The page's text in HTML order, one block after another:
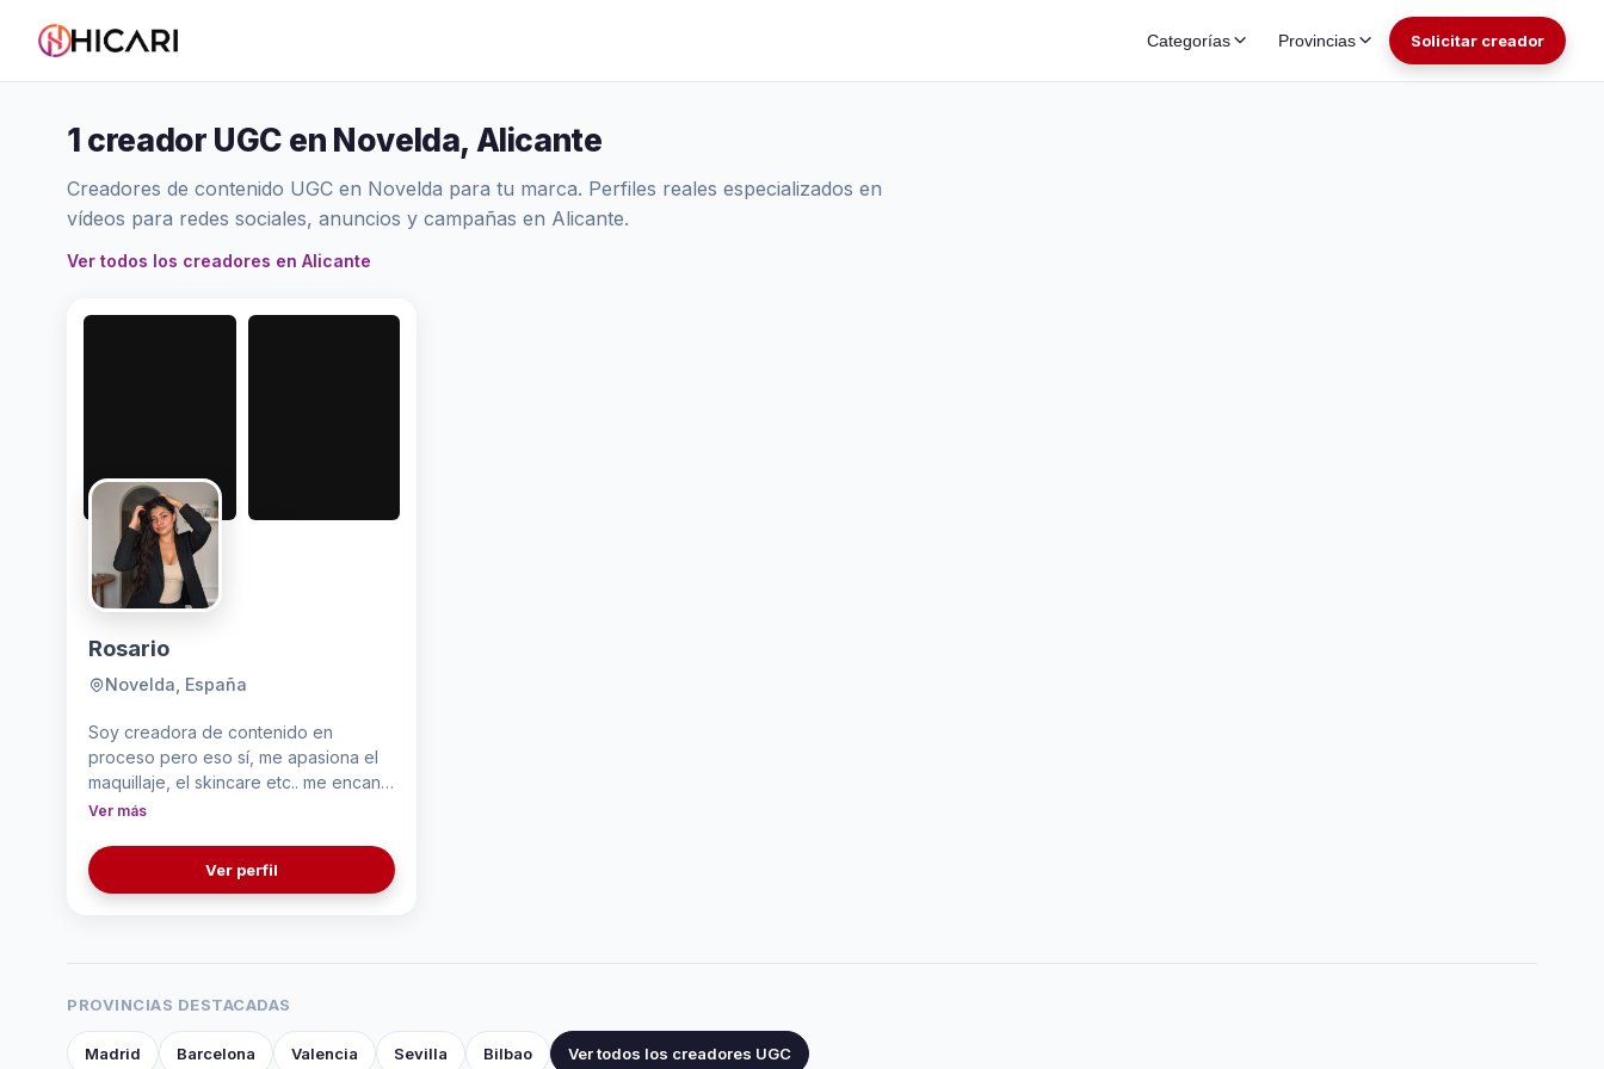
Categorías Provincias Solicitar creador
1 creador UGC en Novelda, Alicante
Creadores de contenido UGC en Novelda para tu marca. Perfiles reales especializados en
vídeos para redes sociales, anuncios y campañas en Alicante.
Ver todos los creadores en Alicante
Rosario
Novelda, España
Soy creadora de contenido en
proceso pero eso sí, me apasiona el
maquillaje, el skincare etc.. me encanta
hacer videos sobre el mundo beauty!
Ver más
Ver perfil
PROVINCIAS DESTACADAS
Madrid Barcelona Valencia Sevilla Bilbao Ver todos los creadores UGC